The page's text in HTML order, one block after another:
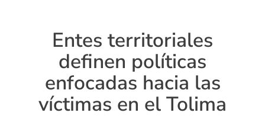
Entes territoriales
definen políticas
enfocadas hacia las
víctimas en el Tolima